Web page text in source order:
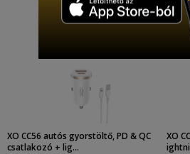
XO CC56 autós gyorstöltő, PD & QC
csatlakozó + lig...
XO